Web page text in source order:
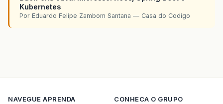
Kubernetes
Por Eduardo Felipe Zambom Santana — Casa do Codigo
NAVEGUE APRENDA
CONHECA O GRUPO